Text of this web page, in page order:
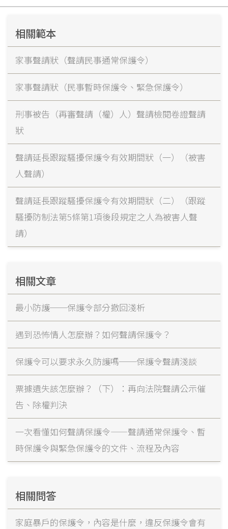
相關範本
家事聲請狀（聲請民事通常保護令）
家事聲請狀（民事暫時保護令、緊急保護令）
刑事被告（再審聲請（權）人）聲請檢閱卷證聲請
狀
聲請延長跟蹤騷擾保護令有效期間狀（一）（被害
人聲請）
聲請延長跟蹤騷擾保護令有效期間狀（二）（跟蹤
騷擾防制法第5條第1項後段規定之人為被害人聲
請）
相關文章
最小防護──保護令部分撤回淺析
遇到恐怖情人怎麼辦？如何聲請保護令？
保護令可以要求永久防護嗎──保護令聲請淺談
票據遺失該怎麼辦？（下）：再向法院聲請公示催
告、除權判決
一次看懂如何聲請保護令——聲請通常保護令、暫
時保護令與緊急保護令的文件、流程及內容
相關問答
家庭暴戶的保護令，內容是什麼，違反保護令會有